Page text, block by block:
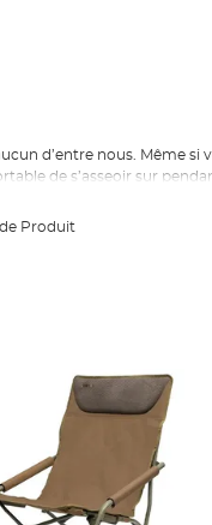
d’entre nous. Même si
de s’asseoir sur
une excellente gamme de
pas le cas que la
succès par la fin d’une
de rassembler une
, Trakker, Nash, et de
pouvez faire confiance à
tout simplement modifier
Produit